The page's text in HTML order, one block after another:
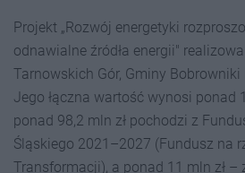
Projekt „Rozwój energetyki
odnawialne źródła energii"
Tarnowskich Gór, Gminy
Jego łączna wartość wynosi ponad
ponad 98,2 mln zł pochodzi z
Śląskiego 2021–2027 (Fundusz na
Transformacji), a ponad 11 mln zł –